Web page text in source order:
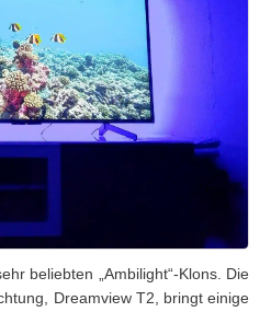
beliebten „Ambilight“-Klons. Die
Dreamview T2, bringt einige